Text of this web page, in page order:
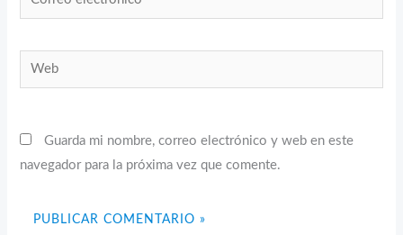
electrónico*
Web
Guarda mi nombre, correo electrónico y web en este
navegador para la próxima vez que comente.